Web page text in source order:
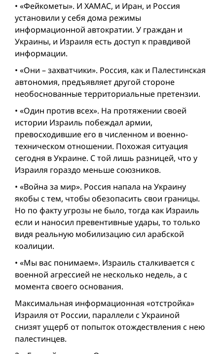
• «Фейкометы». И ХАМАС, и Иран, и Россия
установили у себя дома режимы
информационной автократии. У граждан и
Украины, и Израиля есть доступ к правдивой
информации.
• «Они – захватчики». Россия, как и Палестинская
автономия, предъявляет другой стороне
необоснованные территориальные претензии.
• «Один против всех». На протяжении своей
истории Израиль побеждал армии,
превосходившие его в численном и военно-
техническом отношении. Похожая ситуация
сегодня в Украине. С той лишь разницей, что у
Израиля гораздо меньше союзников.
• «Вой­на за мир». Россия напала на Украину
якобы с тем, чтобы обезопасить свои границы.
Но по факту угрозы не было, тогда как Израиль
если и наносил превентивные удары, то только
видя реальную мобилизацию сил арабской
коалиции.
• «Мы вас понимаем». Израиль сталкивается с
военной агрессией не несколькo недель, а с
момента своего основания.
Максимальная информационная «отстройка»
Израиля от России, параллели с Украиной
снизят ущерб от попыток отождествления с нею
палестинцeв.